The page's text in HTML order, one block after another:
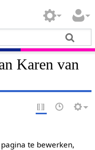
Karen van
te bewerken,